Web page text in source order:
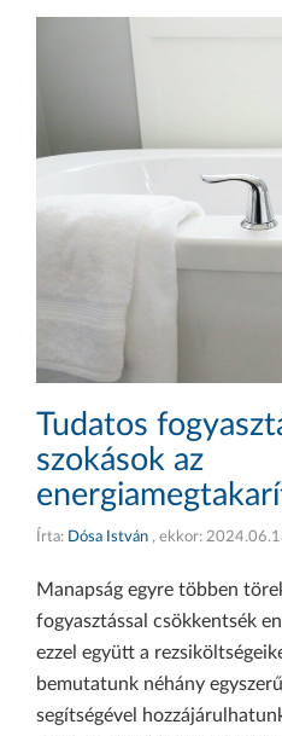
Tudatos
szokások az
Írta: Dósa István , ekkor:
Manapság egyre többen
fogyasztással csökkentsék
ezzel együtt a
bemutatunk néhány
segítségével